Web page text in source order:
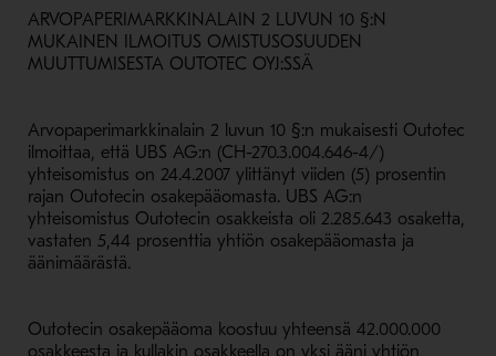
ARVOPAPERIMARKKINALAIN 2 LUVUN 10 §:N
MUKAINEN ILMOITUS OMISTUSOSUUDEN
MUUTTUMISESTA OUTOTEC OYJ:SSÄ
Arvopaperimarkkinalain 2 luvun 10 §:n mukaisesti Outotec
ilmoittaa, että UBS AG:n (CH-270.3.004.646-4/)
yhteisomistus on 24.4.2007 ylittänyt viiden (5) prosentin
rajan Outotecin osakepääomasta. UBS AG:n
yhteisomistus Outotecin osakkeista oli 2.285.643 osaketta,
vastaten 5,44 prosenttia yhtiön osakepääomasta ja
äänimäärästä.
Outotecin osakepääoma koostuu yhteensä 42.000.000
osakkeesta ja kullakin osakkeella on yksi ääni yhtiön